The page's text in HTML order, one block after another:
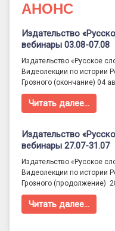
АНОНС
Издательство
вебинары 03.08-07.08
Издательство «Русское
Видеолекции по истории
Грозного (окончание) 04
Читать далее…
Издательство
вебинары 27.07-31.07
Издательство «Русское
Видеолекции по истории
Грозного (продолжение)
Читать далее…